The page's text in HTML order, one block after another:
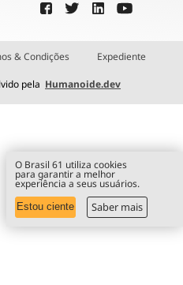
& Condições Expediente
pela Humanoide.dev
O Brasil 61 utiliza cookies
para garantir a melhor
experiência a seus usuários.
Estou ciente Saber mais